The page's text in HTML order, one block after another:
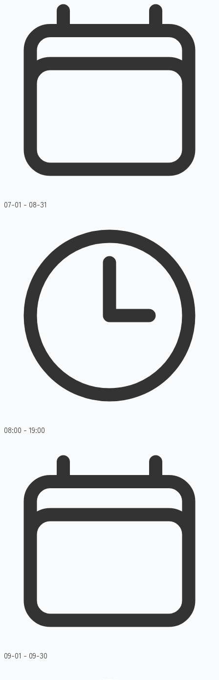
07-01 - 08-31
08:00 - 19:00
09-01 - 09-30